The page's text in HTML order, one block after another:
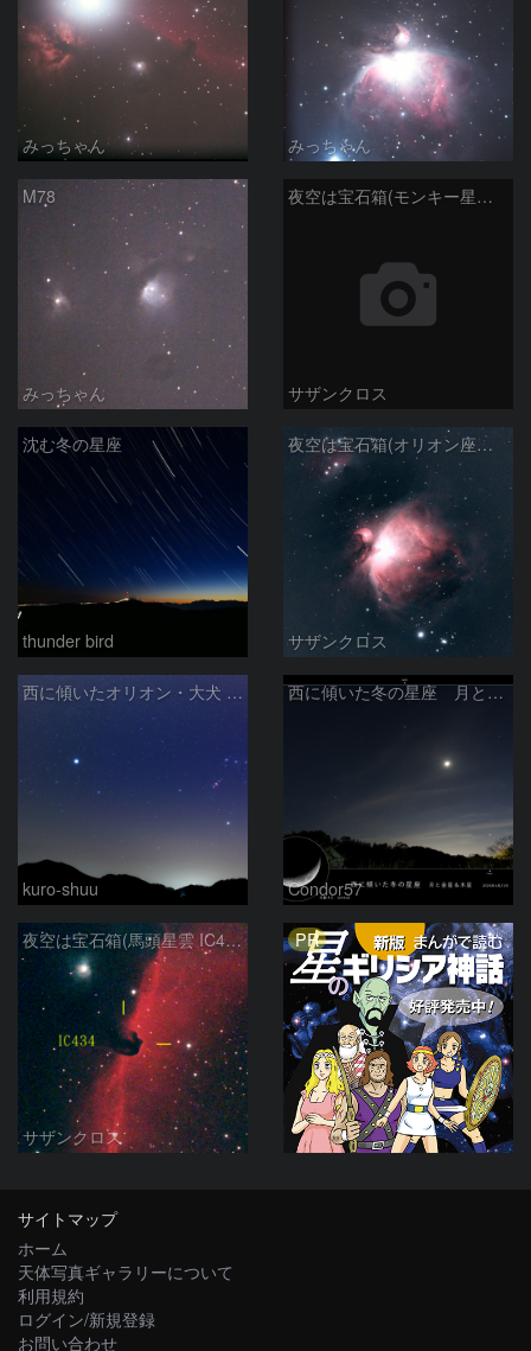
みっちゃん みっちゃん
M78
みっちゃん
夜空は宝石箱(モンキー星雲 NGC2174) Seestar50
サザンクロス
沈む冬の星座
thunder bird
夜空は宝石箱(オリオン座大星雲 M42) Seestar50
サザンクロス
西に傾いたオリオン・大犬 (2026/04/21)
kuro-shuu
西に傾いた冬の星座 月と金星＆木星
Condor57
夜空は宝石箱(馬頭星雲 IC434) Seestar50
サザンクロス
PR
サイトマップ
ホーム
天体写真ギャラリーについて
利用規約
ログイン/新規登録
お問い合わせ